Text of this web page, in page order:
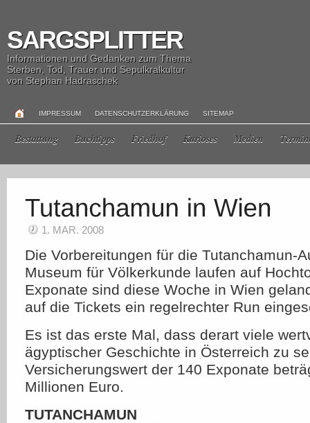
SARGSPLITTER
Informationen und Gedanken zum Thema
Sterben, Tod, Trauer und Sepulkralkultur
von Stephan Hadraschek
IMPRESSUM DATENSCHUTZERKLÄRUNG SITEMAP
Bestattung Buchtipps Friedhof Kurioses Medien
1. MAR. 2008
Die Vorbereitungen für die Tutanchamun-
Museum für Völkerkunde laufen auf
Exponate sind diese Woche in Wien
auf die Tickets ein regelrechter Run
Es ist das erste Mal, dass derart viele
ägyptischer Geschichte in Österreich zu
Versicherungswert der 140 Exponate
Millionen Euro.
TUTANCHAMUN